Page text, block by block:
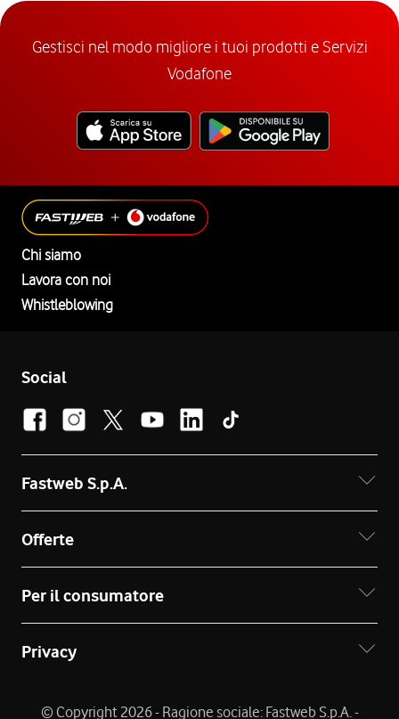
Gestisci nel modo migliore i tuoi prodotti e Servizi
Vodafone
Chi siamo
Lavora con noi
Whistleblowing
Social
Fastweb S.p.A.
Offerte
Per il consumatore
Privacy
© Copyright 2026 - Ragione sociale: Fastweb S.p.A. -